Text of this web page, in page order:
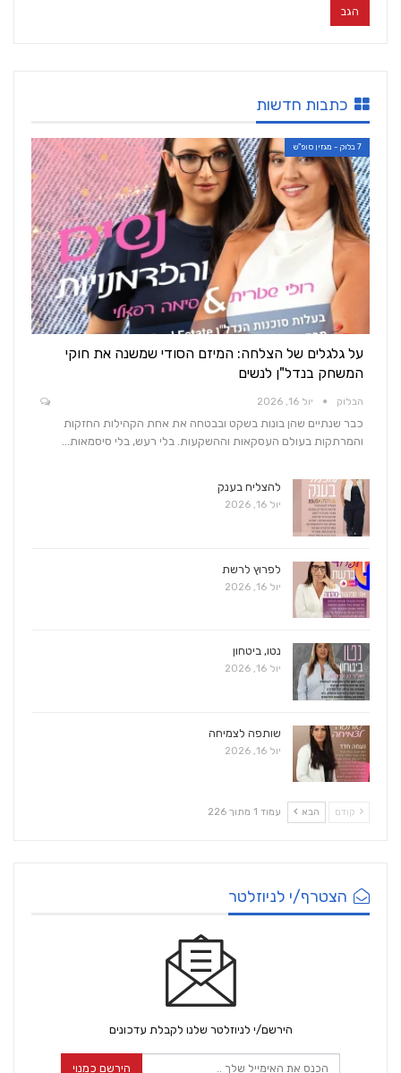
כתבות חדשות
7 בלוק - מגזין סופ"ש
על גלגלים של הצלחה: המיזם הסודי שמשנה את חוקי
המשחק בנדל"ן לנשים
הבלוק יול 16, 2026
כבר שנתיים שהן בונות בשקט ובבטחה את אחת הקהילות החזקות
והמרתקות בעולם העסקאות וההשקעות. בלי רעש, בלי סיסמאות…
להצליח בענק
יול 16, 2026
לפרוץ לרשת
יול 16, 2026
נטו, ביטחון
יול 16, 2026
שותפה לצמיחה
יול 16, 2026
קודם הבא עמוד 1 מתוך 226
הצטרף/י לניוזלטר
הירשם/י לניוזלטר שלנו לקבלת עדכונים
הירשם כמנוי